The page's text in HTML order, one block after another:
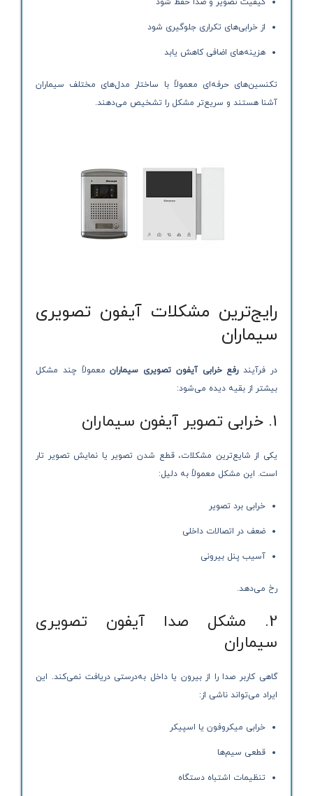
از خرابی‌های تکراری جلوگیری شود
هزینه‌های اضافی کاهش یابد
تکنسین‌های حرفه‌ای معمولاً با ساختار مدل‌های مختلف سیماران
آشنا هستند و سریع‌تر مشکل را تشخیص می‌دهند.
رایج‌ترین مشکلات آیفون تصویری
سیماران
در فرآیندرفع خرابی آیفون تصویری سیمارانمعمولاً چند مشکل
بیشتر از بقیه دیده می‌شود:
1. خرابی تصویر آیفون سیماران
یکی از شایع‌ترین مشکلات، قطع شدن تصویر یا نمایش تصویر تار
است. این مشکل معمولاً به دلیل:
خرابی برد تصویر
ضعف در اتصالات داخلی
آسیب پنل بیرونی
رخ می‌دهد.
2. مشکل صدا آیفون تصویری
سیماران
گاهی کاربر صدا را از بیرون یا داخل به‌درستی دریافت نمی‌کند. این
ایراد می‌تواند ناشی از:
خرابی میکروفون یا اسپیکر
قطعی سیم‌ها
تنظیمات اشتباه دستگاه